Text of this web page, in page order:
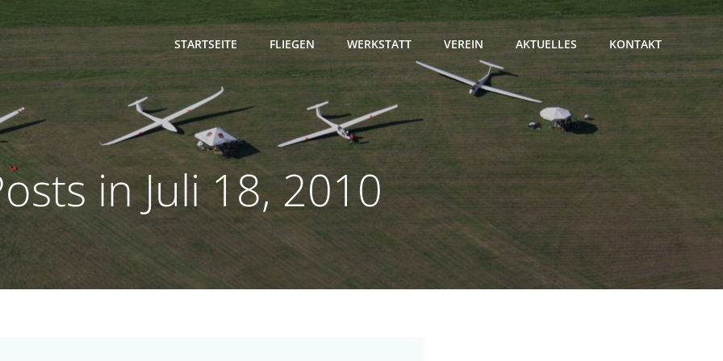
STARTSEITE FLIEGEN WERKSTATT VEREIN AKTUELLES KONTAKT
in Juli 18, 2010